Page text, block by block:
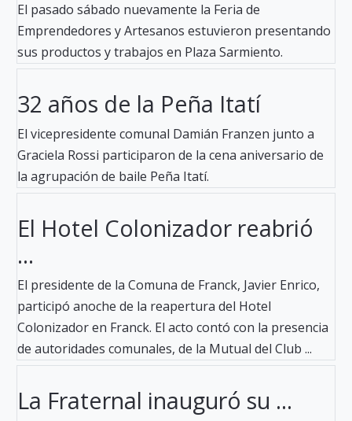
El pasado sábado nuevamente la Feria de
Emprendedores y Artesanos estuvieron presentando
sus productos y trabajos en Plaza Sarmiento.
32 años de la Peña Itatí
El vicepresidente comunal Damián Franzen junto a
Graciela Rossi participaron de la cena aniversario de
la agrupación de baile Peña Itatí.
El Hotel Colonizador reabrió
...
El presidente de la Comuna de Franck, Javier Enrico,
participó anoche de la reapertura del Hotel
Colonizador en Franck. El acto contó con la presencia
de autoridades comunales, de la Mutual del Club ...
La Fraternal inauguró su ...